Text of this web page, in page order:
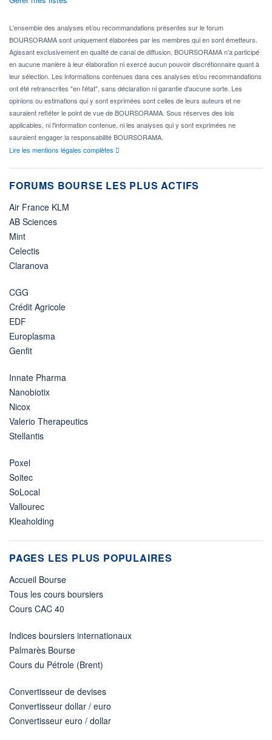
L'ensemble des analyses et/ou recommandations présentes sur le forum
BOURSORAMA sont uniquement élaborées par les membres qui en sont émetteurs.
Agissant exclusivement en qualité de canal de diffusion, BOURSORAMA n'a participé
en aucune manière à leur élaboration ni exercé aucun pouvoir discrétionnaire quant à
leur sélection. Les informations contenues dans ces analyses et/ou recommandations
ont été retranscrites "en l'état", sans déclaration ni garantie d'aucune sorte. Les
opinions ou estimations qui y sont exprimées sont celles de leurs auteurs et ne
sauraient refléter le point de vue de BOURSORAMA. Sous réserves des lois
applicables, ni l'information contenue, ni les analyses qui y sont exprimées ne
sauraient engager la responsabilité BOURSORAMA.
Lire les mentions légales complètes
FORUMS BOURSE LES PLUS ACTIFS
Air France KLM
AB Sciences
Mint
Celectis
Claranova
CGG
Crédit Agricole
EDF
Europlasma
Genfit
Innate Pharma
Nanobiotix
Nicox
Valerio Therapeutics
Stellantis
Poxel
Soitec
SoLocal
Vallourec
Kleaholding
PAGES LES PLUS POPULAIRES
Accueil Bourse
Tous les cours boursiers
Cours CAC 40
Indices boursiers internationaux
Palmarès Bourse
Cours du Pétrole (Brent)
Convertisseur de devises
Convertisseur dollar / euro
Convertisseur euro / dollar